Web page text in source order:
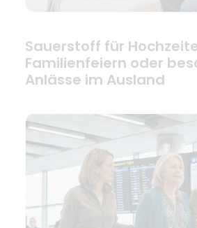
Sauerstoff für
Familienfeiern oder
Anlässe im Ausland